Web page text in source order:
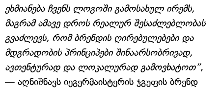
ეხმიანება ჩვენს ლოგოში გამოსახულ ირემს,
მაგრამ ამავე დროს რეალურ შესაძლებლობას
გვაძლევს, რომ ბრენდის ღირებულებები და
მდგრადობის პრინციპები შინაარსობრივად,
ავთენტურად და ლოკალურად გამოვხატოთ”,
— აღნიშნავს იეგერმაისტერის ჯგუფის ბრენდ